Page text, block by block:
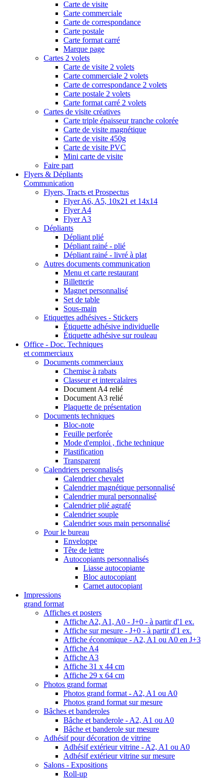
Carte de visite
Carte commerciale
Carte de correspondance
Carte postale
Carte format carré
Marque page
Cartes 2 volets
Carte de visite 2 volets
Carte commerciale 2 volets
Carte de correspondance 2 volets
Carte postale 2 volets
Carte format carré 2 volets
Cartes de visite créatives
Carte triple épaisseur tranche colorée
Carte de visite magnétique
Carte de visite 450g
Carte de visite PVC
Mini carte de visite
Faire part
Flyers & Dépliants
Communication
Flyers, Tracts et Prospectus
Flyer A6, A5, 10x21 et 14x14
Flyer A4
Flyer A3
Dépliants
Dépliant plié
Dépliant rainé - plié
Dépliant rainé - livré à plat
Autres documents communication
Menu et carte restaurant
Billetterie
Magnet personnalisé
Set de table
Sous-main
Etiquettes adhésives - Stickers
Étiquette adhésive individuelle
Étiquette adhésive sur rouleau
Office - Doc. Techniques
et commerciaux
Documents commerciaux
Chemise à rabats
Classeur et intercalaires
Document A4 relié
Document A3 relié
Plaquette de présentation
Documents techniques
Bloc-note
Feuille perforée
Mode d'emploi , fiche technique
Plastification
Transparent
Calendriers personnalisés
Calendrier chevalet
Calendrier magnétique personnalisé
Calendrier mural personnalisé
Calendrier plié agrafé
Calendrier souple
Calendrier sous main personnalisé
Pour le bureau
Enveloppe
Tête de lettre
Autocopiants personnalisés
Liasse autocopiante
Bloc autocopiant
Carnet autocopiant
Impressions
grand format
Affiches et posters
Affiche A2, A1, A0 - J+0 - à partir d'1 ex.
Affiche sur mesure - J+0 - à partir d'1 ex.
Affiche économique - A2, A1 ou A0 en J+3
Affiche A4
Affiche A3
Affiche 31 x 44 cm
Affiche 29 x 64 cm
Photos grand format
Photos grand format - A2, A1 ou A0
Photos grand format sur mesure
Bâches et banderoles
Bâche et banderole - A2, A1 ou A0
Bâche et banderole sur mesure
Adhésif pour décoration de vitrine
Adhésif extérieur vitrine - A2, A1 ou A0
Adhésif extérieur vitrine sur mesure
Salons - Expositions
Roll-up